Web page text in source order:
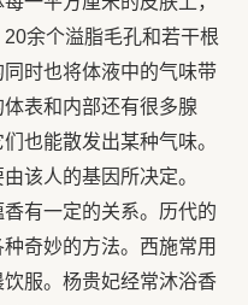
余个溢脂毛孔和若干根
时也将体液中的气味带
表和内部还有很多腺
也能散发出某种气味。
该人的基因所决定。
有一定的关系。历代的
奇妙的方法。西施常用
服。杨贵妃经常沐浴香